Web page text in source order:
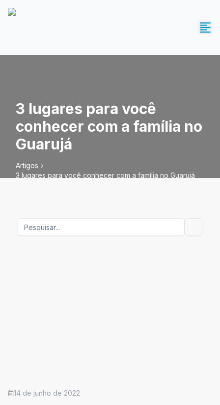
3 lugares para você
conhecer com a família no
Guarujá
Artigos
3 lugares para você conhecer com a família no Guarujá
14 de junho de 2022